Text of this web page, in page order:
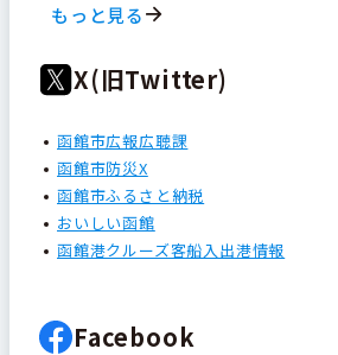
もっと見る
X(旧Twitter)
函館市広報広聴課
函館市防災X
函館市ふるさと納税
おいしい函館
函館港クルーズ客船入出港情報
Facebook